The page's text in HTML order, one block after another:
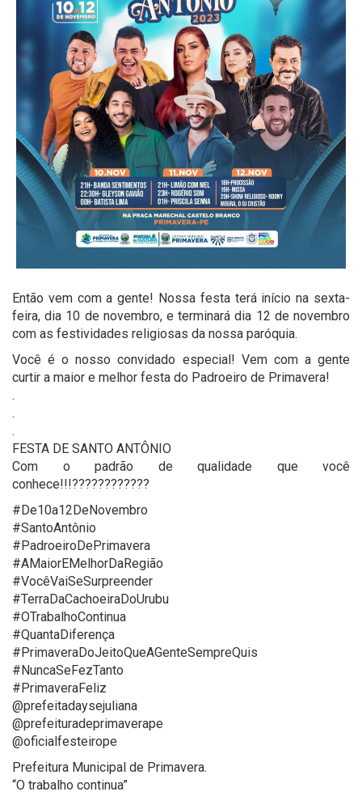
Então vem com a gente! Nossa festa terá início na sexta-
feira, dia 10 de novembro, e terminará dia 12 de novembro
com as festividades religiosas da nossa paróquia.
Você é o nosso convidado especial! Vem com a gente
curtir a maior e melhor festa do Padroeiro de Primavera!
.
.
.
FESTA DE SANTO ANTÔNIO
Com o padrão de qualidade que você
conhece!!!????????????
#De10a12DeNovembro
#SantoAntônio
#PadroeiroDePrimavera
#AMaiorEMelhorDaRegião
#VocêVaiSeSurpreender
#TerraDaCachoeiraDoUrubu
#OTrabalhoContinua
#QuantaDiferença
#PrimaveraDoJeitoQueAGenteSempreQuis
#NuncaSeFezTanto
#PrimaveraFeliz
@prefeitadaysejuliana
@prefeituradeprimaverape
@oficialfesteirope
Prefeitura Municipal de Primavera.
“O trabalho continua”